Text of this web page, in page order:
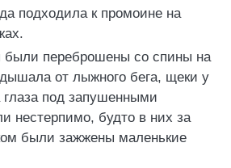
подходила к промоине на
были переброшены со спины на
дышала от лыжного бега, щеки у
под запушенными
нестерпимо, будто в них за
были зажжены маленькие